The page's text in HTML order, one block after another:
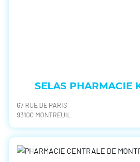
SELAS PHARMACIE
67 RUE DE PARIS
93100 MONTREUIL